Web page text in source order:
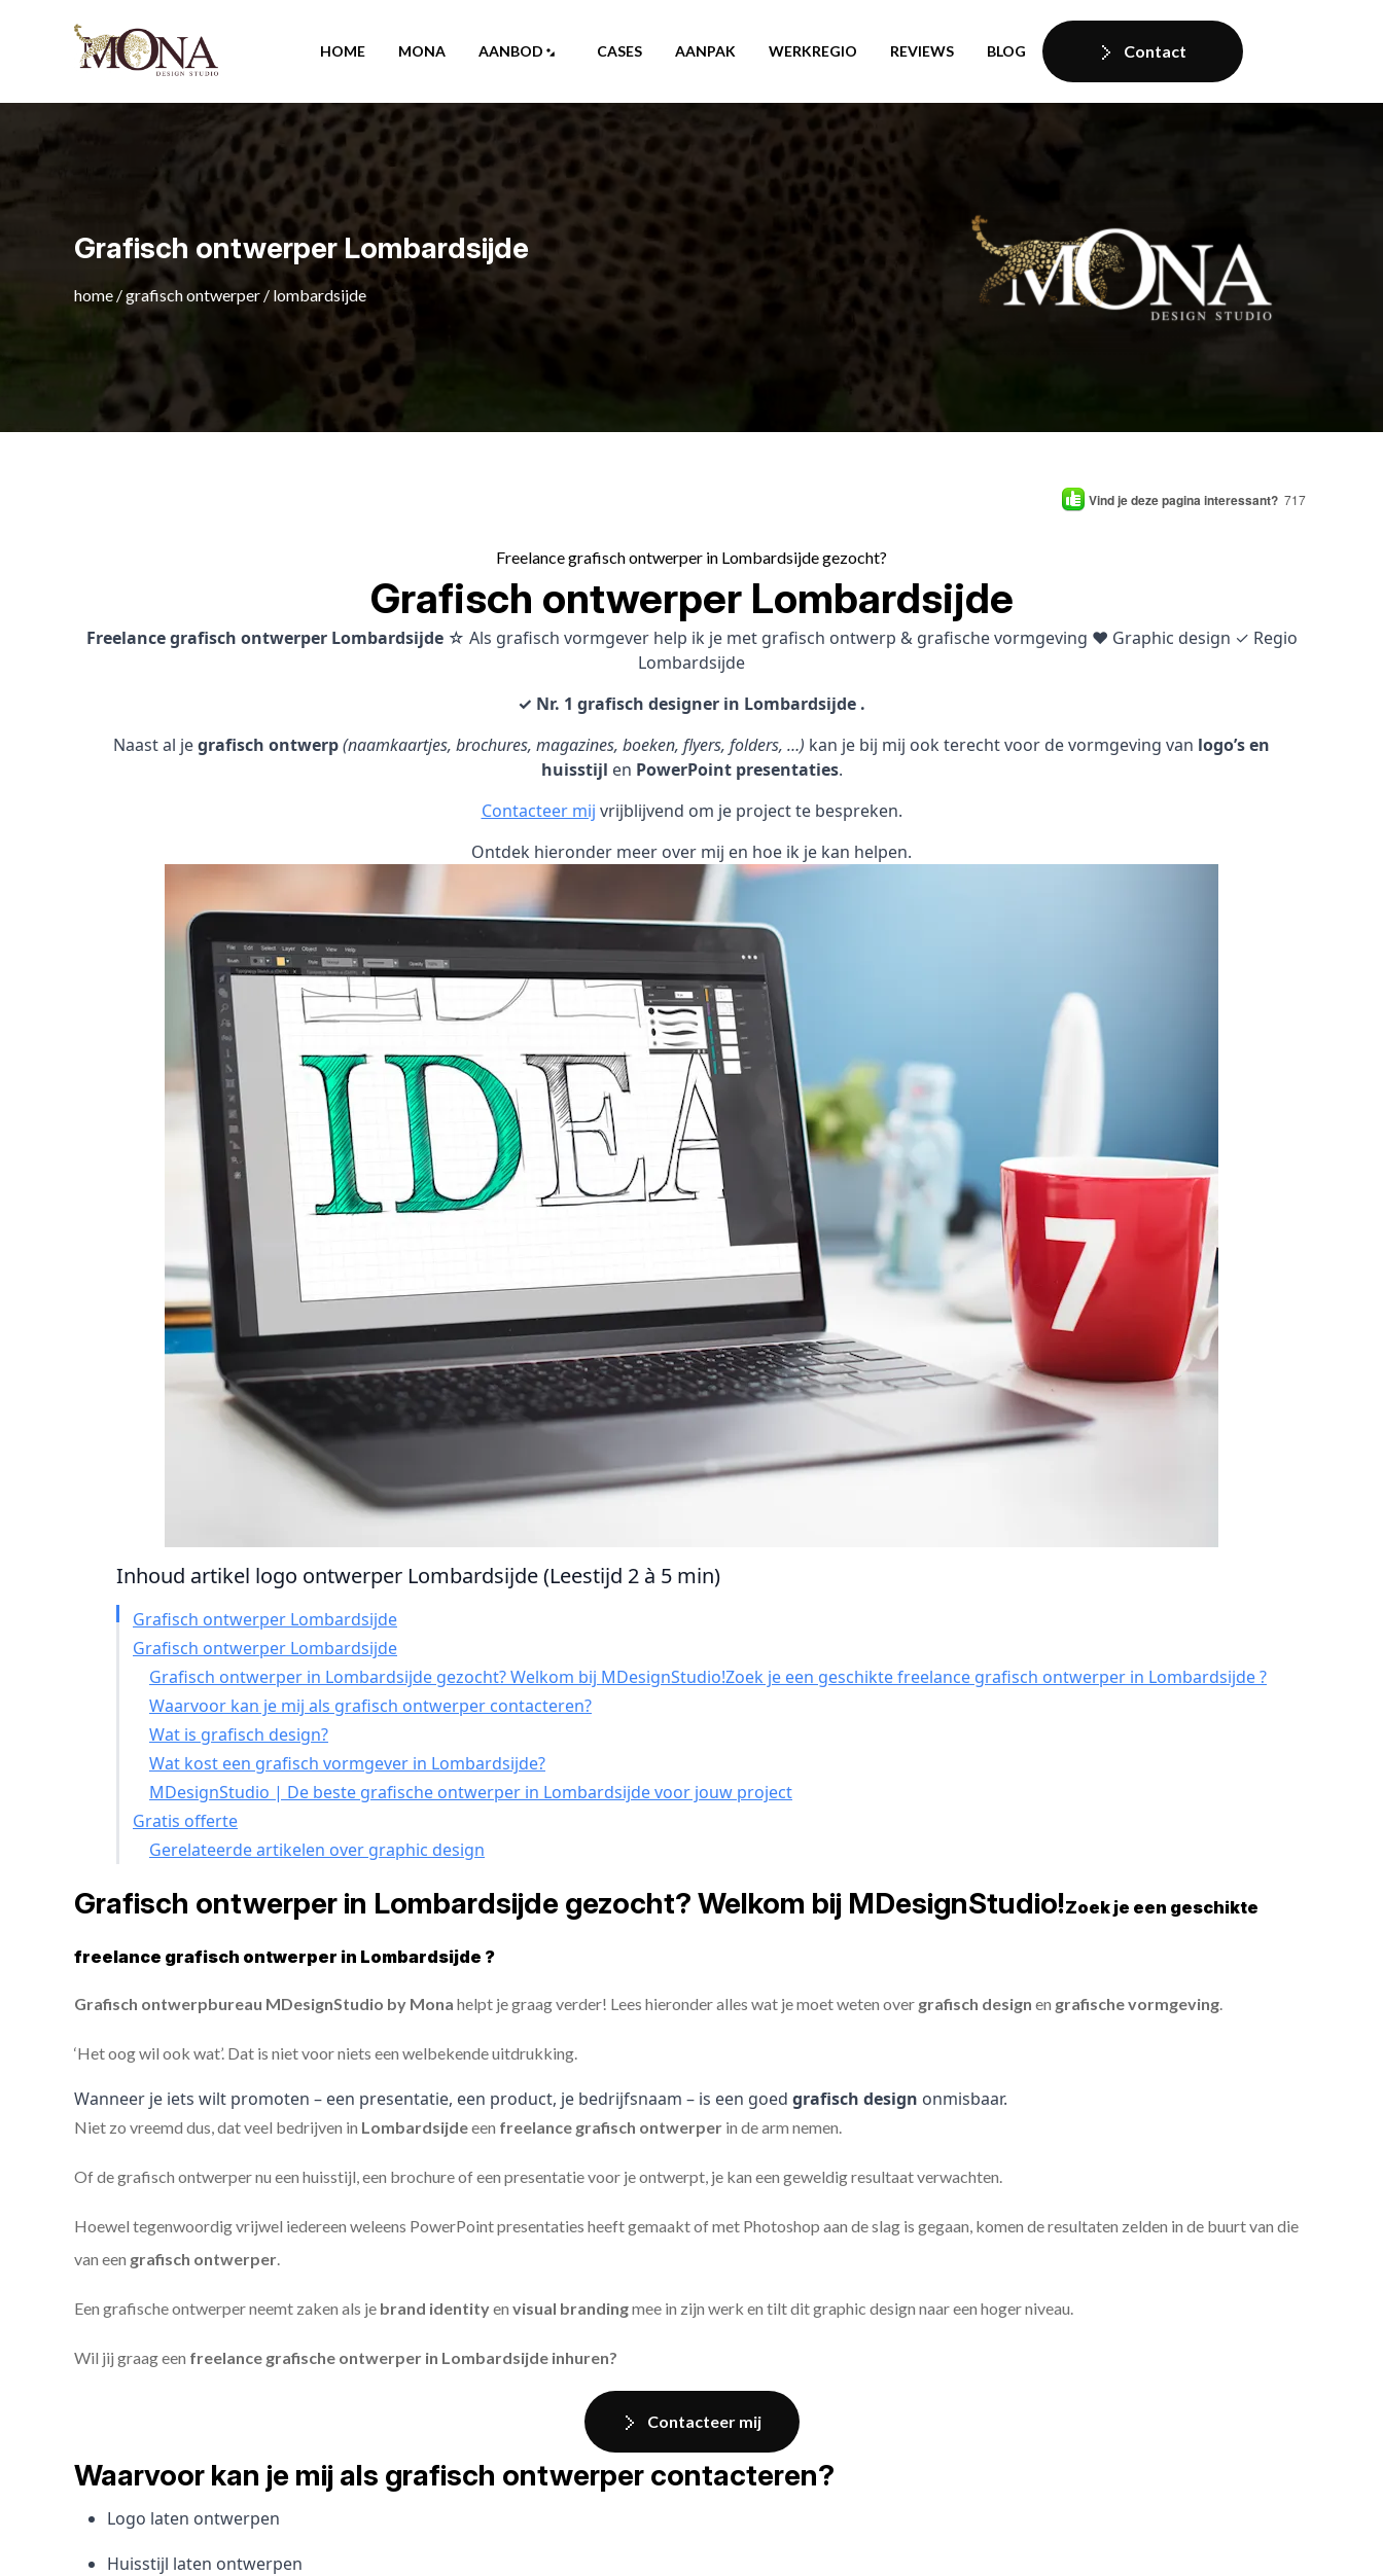
HOME MONA AANBOD CASES AANPAK WERKREGIO REVIEWS BLOG Contact
Grafisch ontwerper Lombardsijde
home /grafisch ontwerper/ lombardsijde
Vind je deze pagina interessant? 717
Freelance grafisch ontwerper in Lombardsijde gezocht?
Grafisch ontwerper Lombardsijde
Freelance grafisch ontwerper Lombardsijde ☆ Als grafisch vormgever help ik je met grafisch ontwerp & grafische vormgeving ♥ Graphic design ✓ Regio
Lombardsijde
✓ Nr. 1 grafisch designer in Lombardsijde .
Naast al jegrafisch ontwerp(naamkaartjes, brochures, magazines, boeken, flyers, folders, …) kan je bij mij ook terecht voor de vormgeving van logo’s en
huisstijl en PowerPoint presentaties.
Contacteer mij vrijblijvend om je project te bespreken.
Ontdek hieronder meer over mij en hoe ik je kan helpen.
Inhoud artikel logo ontwerper Lombardsijde (Leestijd 2 à 5 min)
Grafisch ontwerper Lombardsijde
Grafisch ontwerper Lombardsijde
Grafisch ontwerper in Lombardsijde gezocht? Welkom bij MDesignStudio!Zoek je een geschikte freelance grafisch ontwerper in Lombardsijde ?
Waarvoor kan je mij als grafisch ontwerper contacteren?
Wat is grafisch design?
Wat kost een grafisch vormgever in Lombardsijde?
MDesignStudio | De beste grafische ontwerper in Lombardsijde voor jouw project
Gratis offerte
Gerelateerde artikelen over graphic design
Grafisch ontwerper in Lombardsijde gezocht? Welkom bij MDesignStudio!Zoek je een geschikte
freelance grafisch ontwerper in Lombardsijde ?
Grafisch ontwerpbureau MDesignStudio by Mona helpt je graag verder! Lees hieronder alles wat je moet weten over grafisch design en grafische vormgeving.
‘Het oog wil ook wat’. Dat is niet voor niets een welbekende uitdrukking.
Wanneer je iets wilt promoten – een presentatie, een product, je bedrijfsnaam – is een goed grafisch design onmisbaar.
Niet zo vreemd dus, dat veel bedrijven in Lombardsijdeeen freelance grafisch ontwerper in de arm nemen.
Of de grafisch ontwerper nu een huisstijl, een brochure of een presentatie voor je ontwerpt, je kan een geweldig resultaat verwachten.
Hoewel tegenwoordig vrijwel iedereen weleens PowerPoint presentaties heeft gemaakt of met Photoshop aan de slag is gegaan, komen de resultaten zelden in de buurt van die
van een grafisch ontwerper.
Een grafische ontwerper neemt zaken als je brand identityen visual brandingmee in zijn werk en tilt dit graphic design naar een hoger niveau.
Wil jij graag een freelance grafische ontwerper in Lombardsijde inhuren?
Contacteer mij
Waarvoor kan je mij als grafisch ontwerper contacteren?
Logo laten ontwerpen
Huisstijl laten ontwerpen